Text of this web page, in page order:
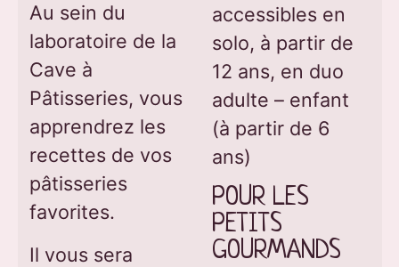
Au sein du
laboratoire de la
Cave à
Pâtisseries, vous
apprendrez les
recettes de vos
pâtisseries
favorites.
Il vous sera
accessibles en
solo, à partir de
12 ans, en duo
adulte – enfant
(à partir de 6
ans)
POUR LES
PETITS
GOURMANDS